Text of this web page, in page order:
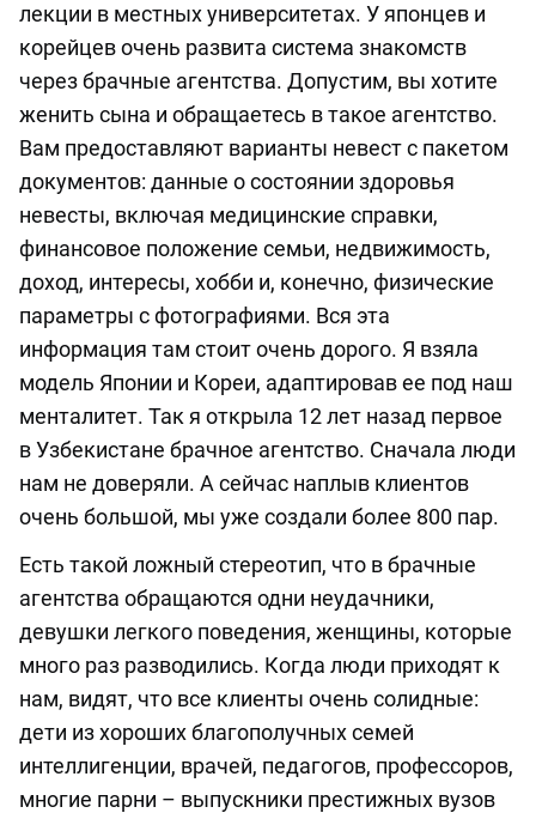
лекции в местных университетах. У японцев и
корейцев очень развита система знакомств
через брачные агентства. Допустим, вы хотите
женить сына и обращаетесь в такое агентство.
Вам предоставляют варианты невест с пакетом
документов: данные о состоянии здоровья
невесты, включая медицинские справки,
финансовое положение семьи, недвижимость,
доход, интересы, хобби и, конечно, физические
параметры с фотографиями. Вся эта
информация там стоит очень дорого. Я взяла
модель Японии и Кореи, адаптировав ее под наш
менталитет. Так я открыла 12 лет назад первое
в Узбекистане брачное агентство. Сначала люди
нам не доверяли. А сейчас наплыв клиентов
очень большой, мы уже создали более 800 пар.
Есть такой ложный стереотип, что в брачные
агентства обращаются одни неудачники,
девушки легкого поведения, женщины, которые
много раз разводились. Когда люди приходят к
нам, видят, что все клиенты очень солидные:
дети из хороших благополучных семей
интеллигенции, врачей, педагогов, профессоров,
многие парни – выпускники престижных вузов